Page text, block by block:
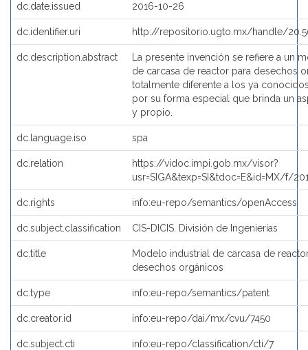
dc.date.issued 2016-10-26
dc.identifier.uri http://repositorio.ugto.mx/handle/
dc.description.abstract
La presente invención se refiere a un
de carcasa de reactor para desechos
totalmente diferente a los ya
por su forma especial que brinda un
y propio.
dc.language.iso spa
dc.relation
https://vidoc.impi.gob.mx/visor?
usr=SIGA&texp=SI&tdoc=E&id=MX/f/
dc.rights info:eu-repo/semantics/openAccess
dc.subject.classification CIS-DICIS. División de Ingenierías
dc.title
Modelo industrial de carcasa de
desechos orgánicos
dc.type info:eu-repo/semantics/patent
dc.creator.id info:eu-repo/dai/mx/cvu/7450
dc.subject.cti info:eu-repo/classification/cti/7